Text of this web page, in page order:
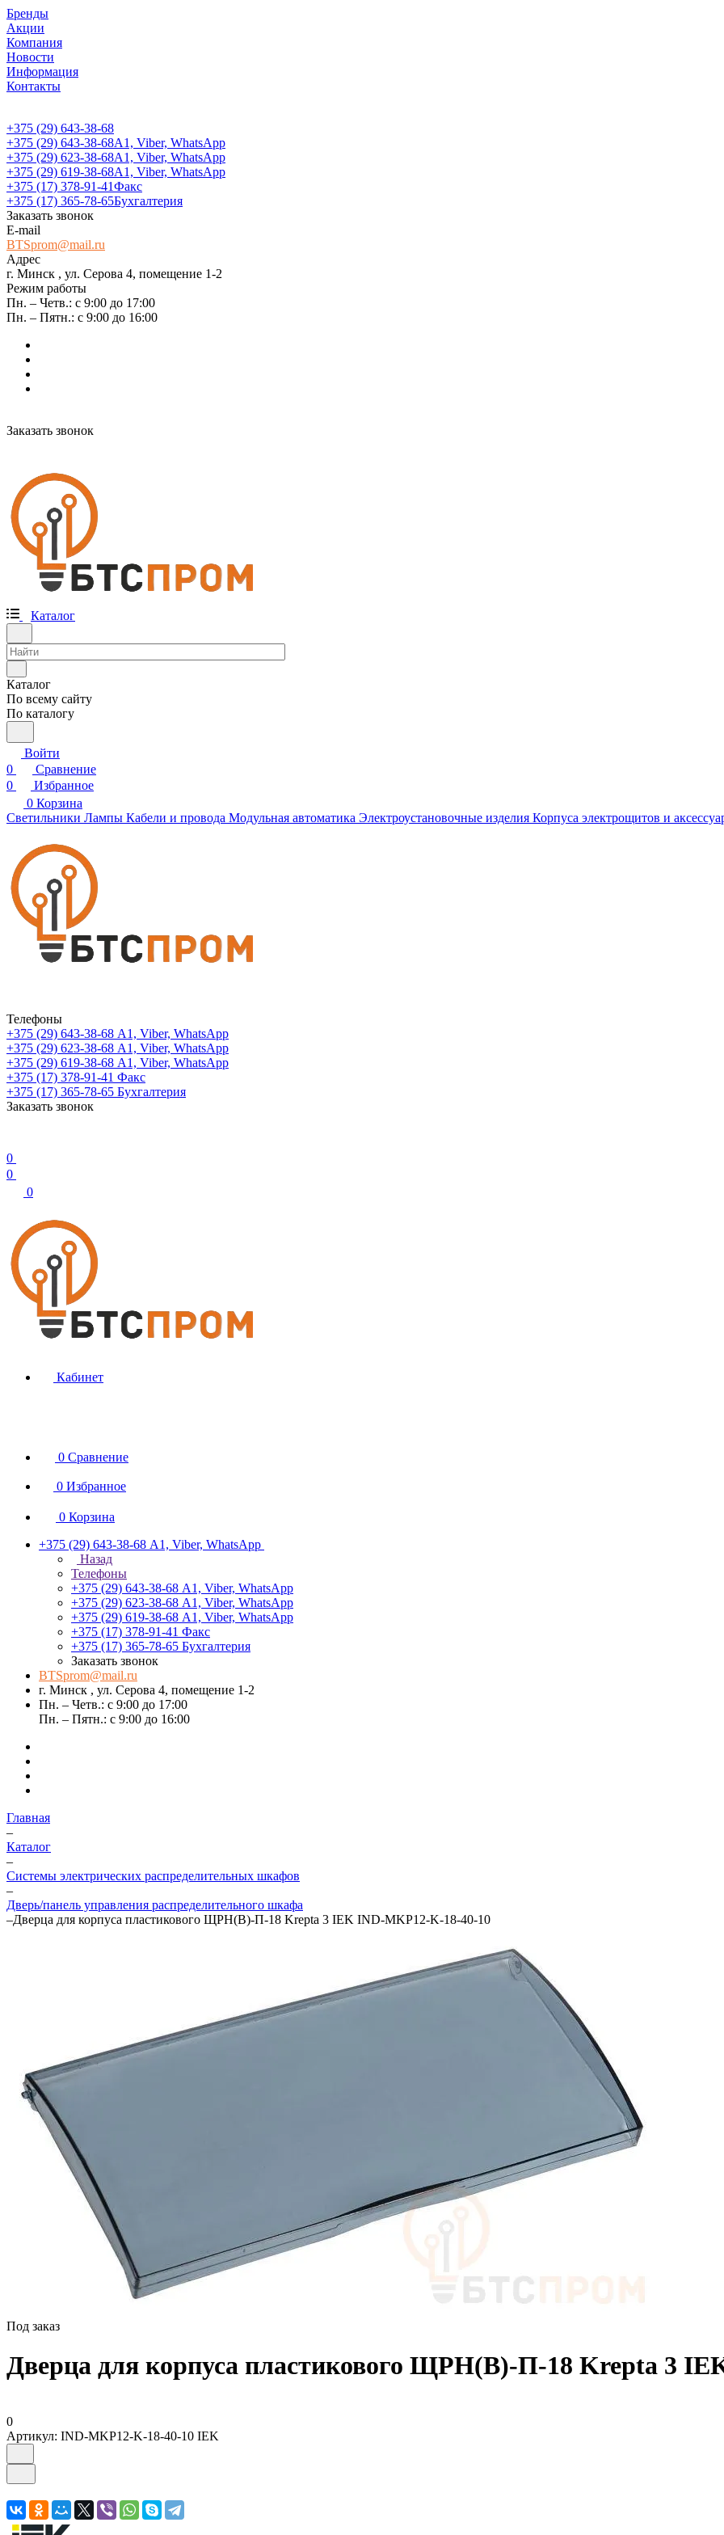
Бренды
Акции
Компания
Новости
Информация
Контакты
+375 (29) 643-38-68
+375 (29) 643-38-68А1, Viber, WhatsApp
+375 (29) 623-38-68А1, Viber, WhatsApp
+375 (29) 619-38-68А1, Viber, WhatsApp
+375 (17) 378-91-41Факс
+375 (17) 365-78-65Бухгалтерия
Заказать звонок
E-mail
BTSprom@mail.ru
Адрес
г. Минск , ул. Серова 4, помещение 1-2
Режим работы
Пн. – Четв.: с 9:00 до 17:00
Пн. – Пятн.: с 9:00 до 16:00
Заказать звонок
Каталог
Каталог
По всему сайту
По каталогу
Войти
0
Сравнение
0
Избранное
0 Корзина
Светильники Лампы Кабели и провода Модульная автоматика Электроустановочные изделия Корпуса электрощитов и
Телефоны
+375 (29) 643-38-68 А1, Viber, WhatsApp
+375 (29) 623-38-68 А1, Viber, WhatsApp
+375 (29) 619-38-68 А1, Viber, WhatsApp
+375 (17) 378-91-41 Факс
+375 (17) 365-78-65 Бухгалтерия
Заказать звонок
0
0
0
Кабинет
0 Сравнение
0 Избранное
0 Корзина
+375 (29) 643-38-68 А1, Viber, WhatsApp
Назад
Телефоны
+375 (29) 643-38-68 А1, Viber, WhatsApp
+375 (29) 623-38-68 А1, Viber, WhatsApp
+375 (29) 619-38-68 А1, Viber, WhatsApp
+375 (17) 378-91-41 Факс
+375 (17) 365-78-65 Бухгалтерия
Заказать звонок
BTSprom@mail.ru
г. Минск , ул. Серова 4, помещение 1-2
Пн. – Четв.: с 9:00 до 17:00
Пн. – Пятн.: с 9:00 до 16:00
Главная
–
Каталог
–
Системы электрических распределительных шкафов
–
Дверь/панель управления распределительного шкафа
–Дверца для корпуса пластикового ЩРН(В)-П-18 Krepta 3 IEK IND-MKP12-K-18-40-10
Под заказ
Дверца для корпуса пластикового ЩРН(В)-П-18 Krepta 3
0
Артикул: IND-MKP12-K-18-40-10 IEK